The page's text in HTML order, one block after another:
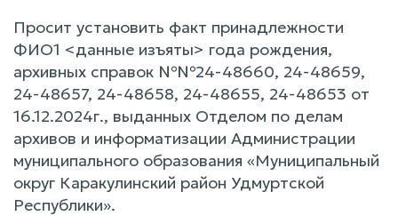
Просит установить факт принадлежности
ФИО1 <данные изъяты> года рождения,
архивных справок №№24-48660, 24-48659,
24-48657, 24-48658, 24-48655, 24-48653 от
16.12.2024г., выданных Отделом по делам
архивов и информатизации Администрации
муниципального образования «Муниципальный
округ Каракулинский район Удмуртской
Республики».